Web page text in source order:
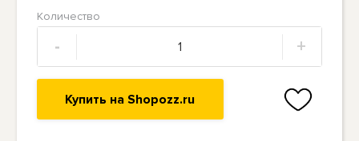
Количество
- +
Купить на Shopozz.ru